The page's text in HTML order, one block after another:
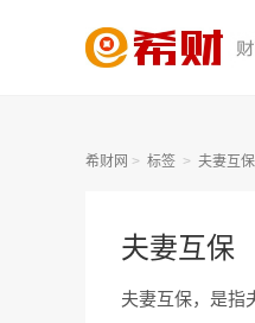
希财网 > 标签 > 夫妻互保
夫妻互保
夫妻互保，是指